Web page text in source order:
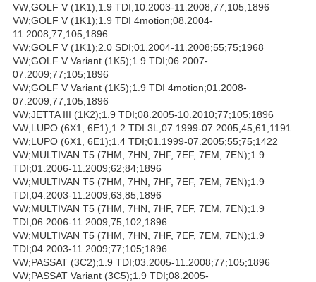
VW;GOLF V (1K1);1.9 TDI;10.2003-11.2008;77;105;1896
VW;GOLF V (1K1);1.9 TDI 4motion;08.2004-
11.2008;77;105;1896
VW;GOLF V (1K1);2.0 SDI;01.2004-11.2008;55;75;1968
VW;GOLF V Variant (1K5);1.9 TDI;06.2007-
07.2009;77;105;1896
VW;GOLF V Variant (1K5);1.9 TDI 4motion;01.2008-
07.2009;77;105;1896
VW;JETTA III (1K2);1.9 TDI;08.2005-10.2010;77;105;1896
VW;LUPO (6X1, 6E1);1.2 TDI 3L;07.1999-07.2005;45;61;1191
VW;LUPO (6X1, 6E1);1.4 TDI;01.1999-07.2005;55;75;1422
VW;MULTIVAN T5 (7HM, 7HN, 7HF, 7EF, 7EM, 7EN);1.9
TDI;01.2006-11.2009;62;84;1896
VW;MULTIVAN T5 (7HM, 7HN, 7HF, 7EF, 7EM, 7EN);1.9
TDI;04.2003-11.2009;63;85;1896
VW;MULTIVAN T5 (7HM, 7HN, 7HF, 7EF, 7EM, 7EN);1.9
TDI;06.2006-11.2009;75;102;1896
VW;MULTIVAN T5 (7HM, 7HN, 7HF, 7EF, 7EM, 7EN);1.9
TDI;04.2003-11.2009;77;105;1896
VW;PASSAT (3C2);1.9 TDI;03.2005-11.2008;77;105;1896
VW;PASSAT Variant (3C5);1.9 TDI;08.2005-